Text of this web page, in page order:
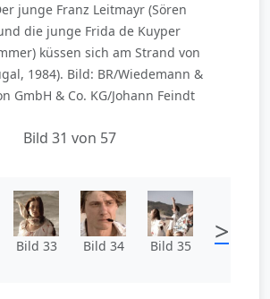
junge Franz Leitmayr (Sören
die junge Frida de Kuyper
küssen sich am Strand von
1984). Bild: BR/Wiedemann &
GmbH & Co. KG/Johann Feindt
Bild 31 von 57
Bild 33 Bild 34 Bild 35 >